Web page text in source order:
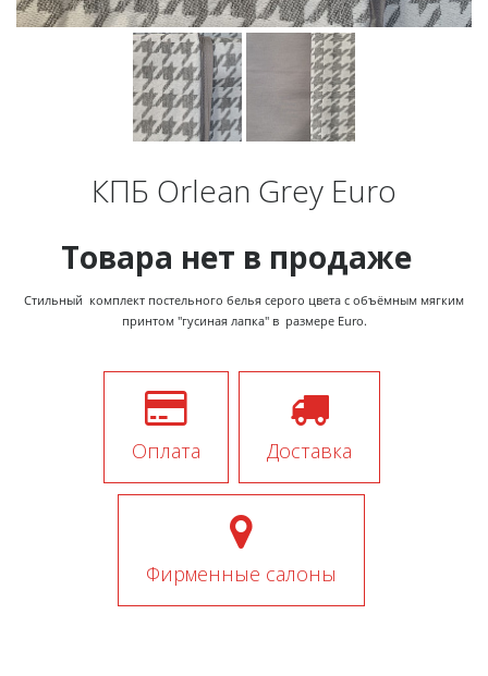
КПБ Orlean Grey Euro
Товара нет в продаже
Стильный комплект постельного белья серого цвета с объёмным мягким
принтом "гусиная лапка" в размере Euro.
Оплата Доставка
Фирменные салоны